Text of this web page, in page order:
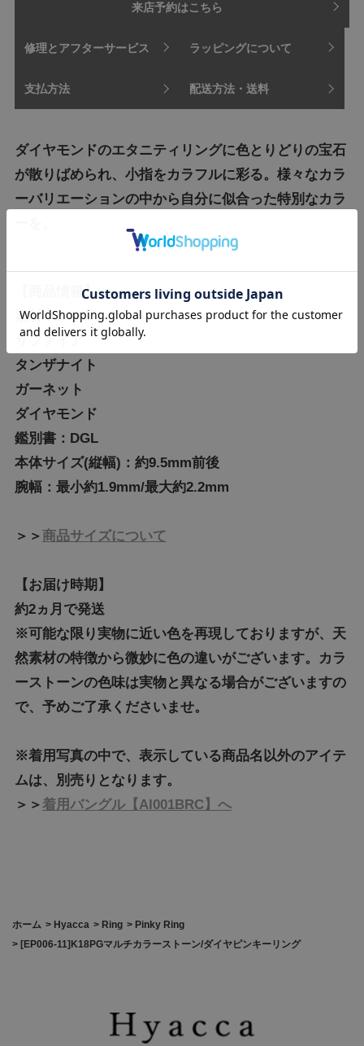
来店予約はこちら
修理とアフターサービス ラッピングについて
支払方法 配送方法・送料
ダイヤモンドのエタニティリングに色とりどりの宝石
が散りばめられ、小指をカラフルに彩る。様々なカラ
ーバリエーションの中から自分に似合った特別なカラ
【商品情報】
素材:K18PG
サファイア
タンザナイト
ガーネット
ダイヤモンド
鑑別書：DGL
本体サイズ(縦幅)：約9.5mm前後
腕幅：最小約1.9mm/最大約2.2mm
＞＞商品サイズについて
【お届け時期】
約2ヵ月で発送
※可能な限り実物に近い色を再現しておりますが、天
然素材の特徴から微妙に色の違いがございます。カラ
ーストーンの色味は実物と異なる場合がございますの
で、予めご了承くださいませ。
※着用写真の中で、表示している商品名以外のアイテ
ムは、別売りとなります。
＞＞着用バングル【AI001BRC】へ
ホーム > Hyacca > Ring > Pinky Ring
> [EP006-11]K18PGマルチカラーストーン/ダイヤピンキーリング